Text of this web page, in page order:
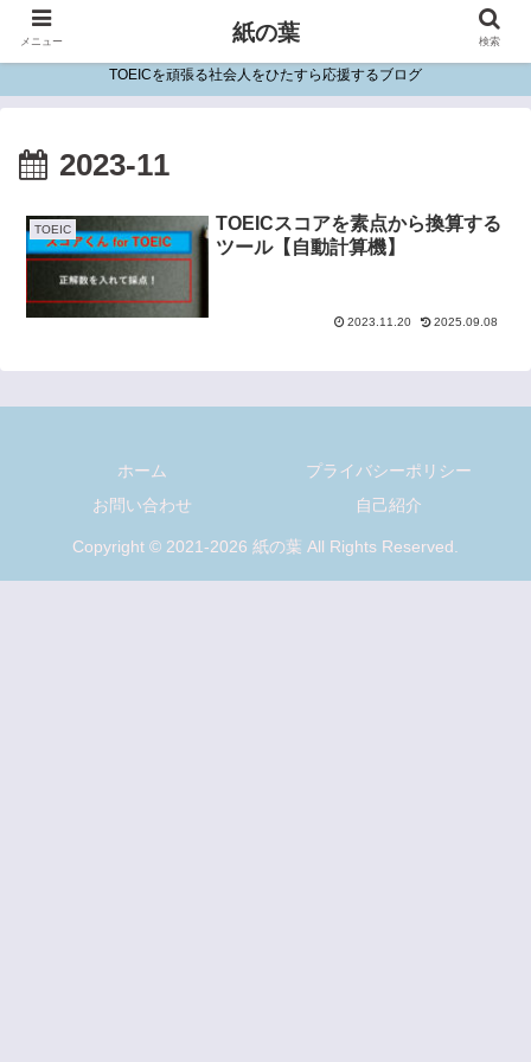
TOEICを頑張る社会人をひたすら応援するブログ
2023-11
TOEIC
TOEICスコアを素点から換算する
ツール【自動計算機】
2023.11.20 2025.09.08
ホーム
プライバシーポリシー
お問い合わせ
自己紹介
Copyright © 2021-2026 紙の葉 All Rights Reserved.
メニュー 紙の葉 検索